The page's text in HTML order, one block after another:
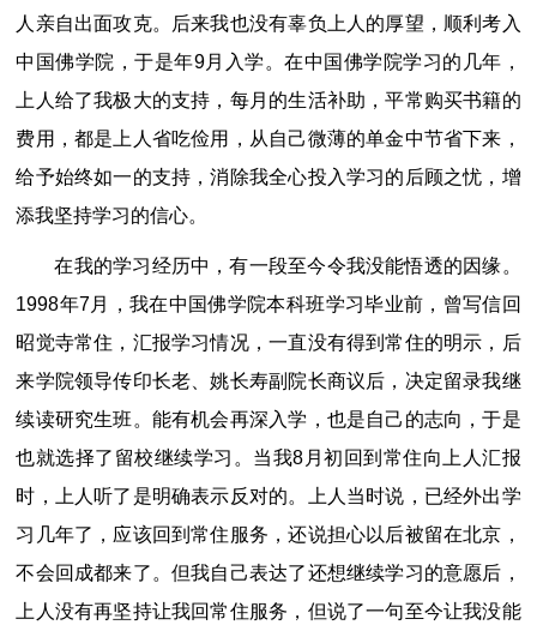
人亲自出面攻克。后来我也没有辜负上人的厚望，顺利考入
中国佛学院，于是年9月入学。在中国佛学院学习的几年，
上人给了我极大的支持，每月的生活补助，平常购买书籍的
费用，都是上人省吃俭用，从自己微薄的单金中节省下来，
给予始终如一的支持，消除我全心投入学习的后顾之忧，增
添我坚持学习的信心。
在我的学习经历中，有一段至今令我没能悟透的因缘。
1998年7月，我在中国佛学院本科班学习毕业前，曾写信回
昭觉寺常住，汇报学习情况，一直没有得到常住的明示，后
来学院领导传印长老、姚长寿副院长商议后，决定留录我继
续读研究生班。能有机会再深入学，也是自己的志向，于是
也就选择了留校继续学习。当我8月初回到常住向上人汇报
时，上人听了是明确表示反对的。上人当时说，已经外出学
习几年了，应该回到常住服务，还说担心以后被留在北京，
不会回成都来了。但我自己表达了还想继续学习的意愿后，
上人没有再坚持让我回常住服务，但说了一句至今让我没能